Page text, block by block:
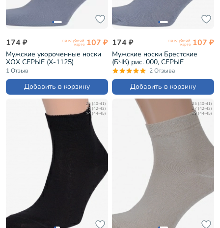
174 ₽ по клубной
карте 107 ₽
Мужские укороченные носки
ХОХ СЕРЫЕ (X-1125)
1 Отзыв
Добавить в корзину
174 ₽ по клубной
карте 107 ₽
Мужские носки Брестские
(БЧК) рис. 000, СЕРЫЕ
(14С2124)
2 Отзыва
Добавить в корзину
25 (40-41)
27 (42-43)
29 (44-45)
25 (40-41)
27 (42-43)
29 (44-45)